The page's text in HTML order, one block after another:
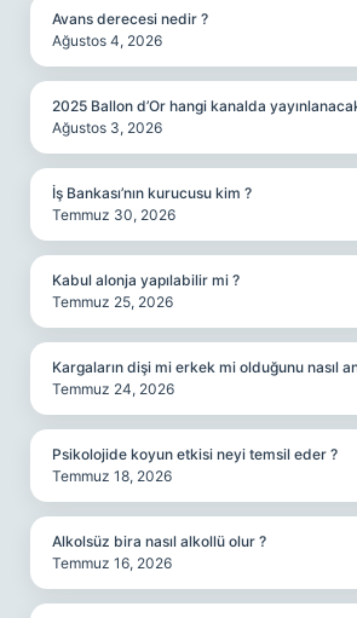
Avans derecesi nedir ?
Ağustos 4, 2026
2025 Ballon d’Or hangi kanalda
Ağustos 3, 2026
İş Bankası’nın kurucusu kim ?
Temmuz 30, 2026
Kabul alonja yapılabilir mi ?
Temmuz 25, 2026
Kargaların dişi mi erkek mi olduğunu nasıl
Temmuz 24, 2026
Psikolojide koyun etkisi neyi temsil eder ?
Temmuz 18, 2026
Alkolsüz bira nasıl alkollü olur ?
Temmuz 16, 2026